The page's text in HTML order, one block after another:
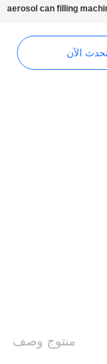
aerosol can filling
الآن
منتوج وصف